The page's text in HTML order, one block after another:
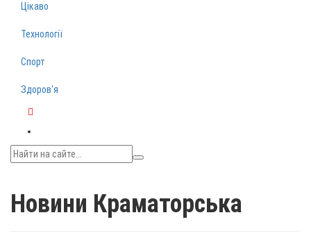
Цікаво
Технології
Спорт
Здоров‘я
Новини Краматорська